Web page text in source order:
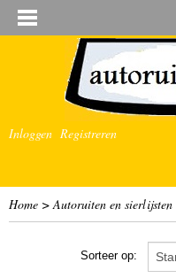
Inloggen Registreren
Home >Autoruiten en sierlijsten
Sorteer op: